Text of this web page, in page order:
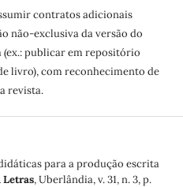
contratos adicionais
não-exclusiva da versão do
publicar em repositório
livro), com reconhecimento de
revista.
para a produção escrita
Letras, Uberlândia, v. 31, n. 3, p.